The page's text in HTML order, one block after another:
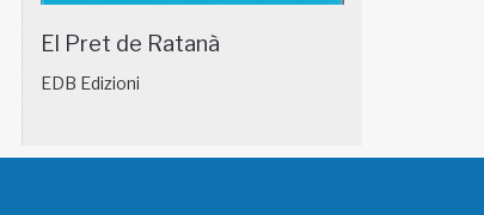
El Pret de Ratanà
EDB Edizioni